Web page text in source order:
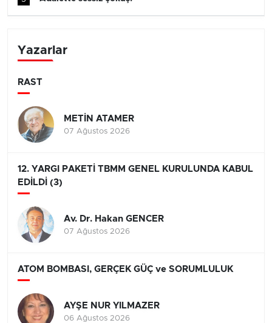
Yazarlar
RAST
METİN ATAMER
07 Ağustos 2026
12. YARGI PAKETİ TBMM GENEL KURULUNDA KABUL
EDİLDİ (3)
Av. Dr. Hakan GENCER
07 Ağustos 2026
ATOM BOMBASI, GERÇEK GÜÇ ve SORUMLULUK
AYŞE NUR YILMAZER
06 Ağustos 2026